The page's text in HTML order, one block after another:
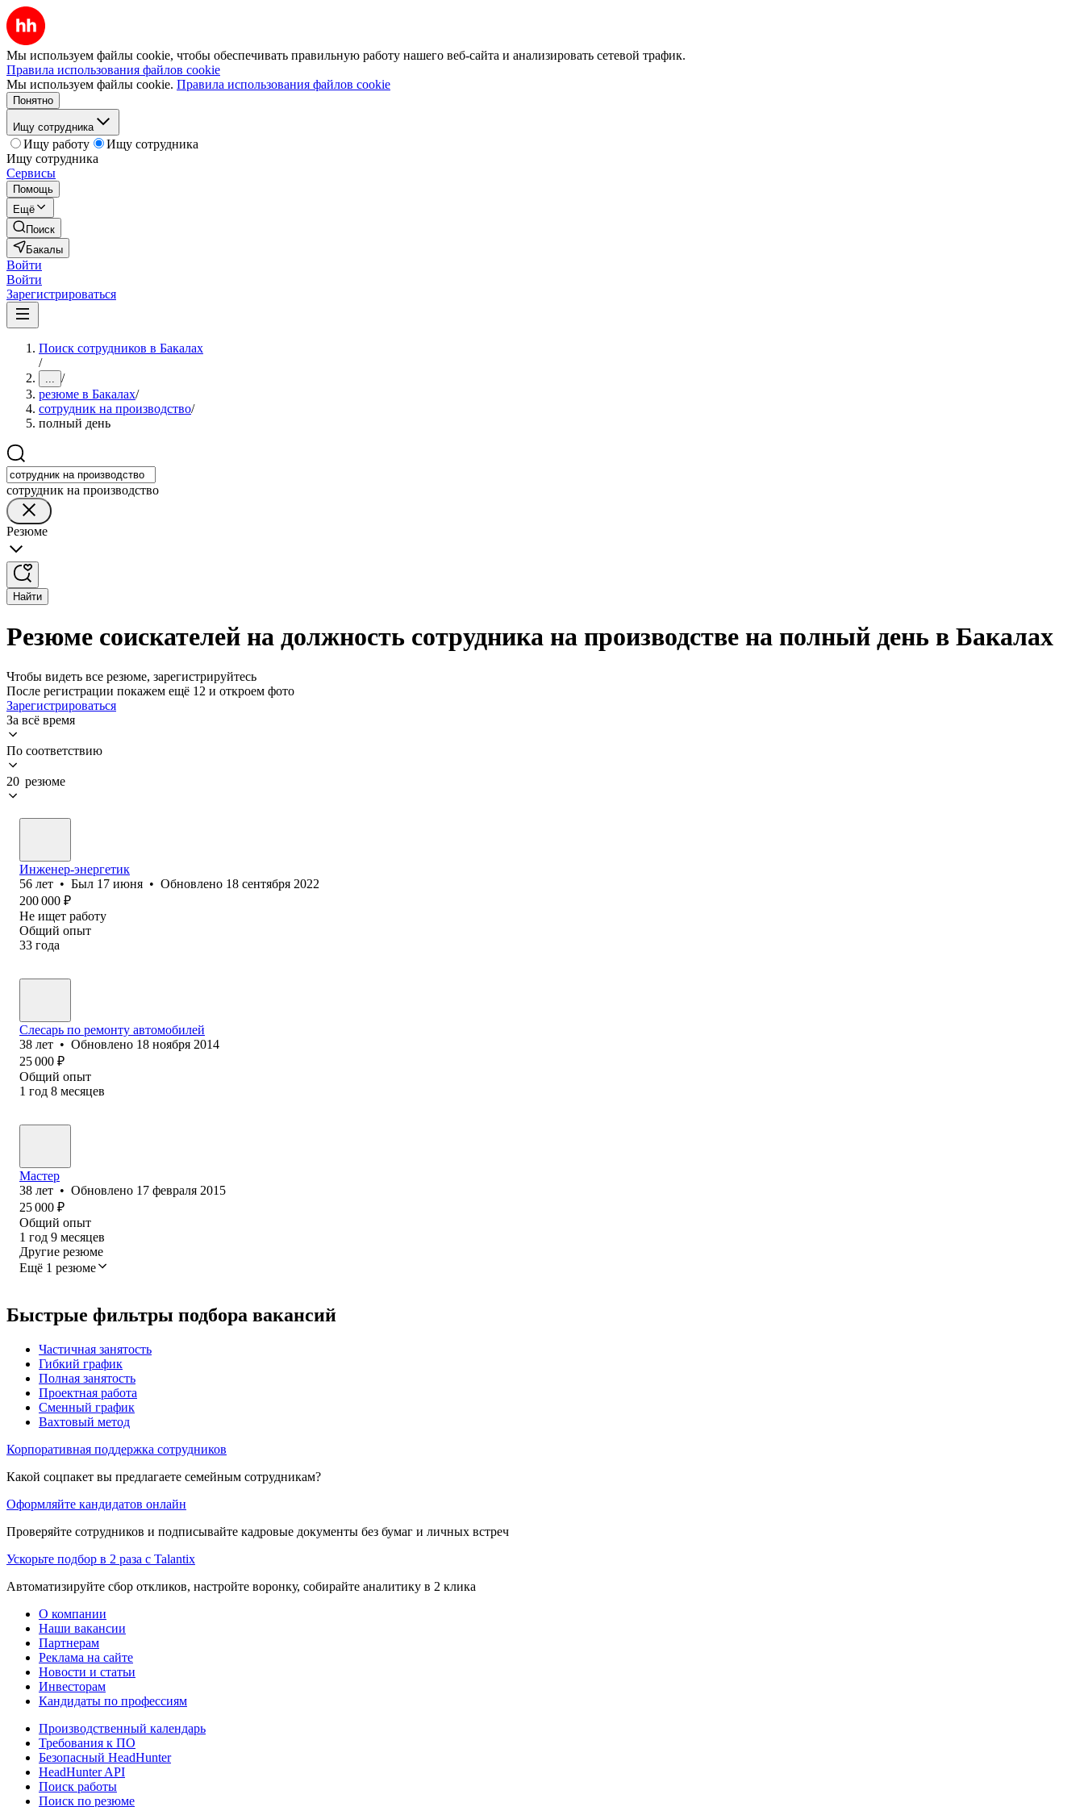
Мы используем файлы cookie, чтобы обеспечивать правильную работу нашего веб-сайта и анализировать сетевой трафик.
Правила использования файлов cookie
Мы используем файлы cookie. Правила использования файлов cookie
Понятно
Ищу сотрудника
Ищу работу
Ищу сотрудника
Ищу сотрудника
Сервисы
Помощь
Ещё
Поиск
Бакалы
Войти
Войти
Зарегистрироваться
Поиск сотрудников в Бакалах
/
... /
резюме в Бакалах/
сотрудник на производство/
полный день
сотрудник на производство
Резюме
Найти
Резюме соискателей на должность сотрудника на производстве на полный день в Бакалах
Чтобы видеть все резюме, зарегистрируйтесь
После регистрации покажем ещё 12 и откроем фото
Зарегистрироваться
За всё время
По соответствию
20 резюме
Инженер-энергетик
56 лет • Был 17 июня • Обновлено 18 сентября 2022
200 000 ₽
Не ищет работу
Общий опыт
33 года
Слесарь по ремонту автомобилей
38 лет • Обновлено 18 ноября 2014
25 000 ₽
Общий опыт
1 год 8 месяцев
Мастер
38 лет • Обновлено 17 февраля 2015
25 000 ₽
Общий опыт
1 год 9 месяцев
Другие резюме
Ещё 1 резюме
Быстрые фильтры подбора вакансий
Частичная занятость
Гибкий график
Полная занятость
Проектная работа
Сменный график
Вахтовый метод
Корпоративная поддержка сотрудников
Какой соцпакет вы предлагаете семейным сотрудникам?
Оформляйте кандидатов онлайн
Проверяйте сотрудников и подписывайте кадровые документы без бумаг и личных встреч
Ускорьте подбор в 2 раза с Talantix
Автоматизируйте сбор откликов, настройте воронку, собирайте аналитику в 2 клика
О компании
Наши вакансии
Партнерам
Реклама на сайте
Новости и статьи
Инвесторам
Кандидаты по профессиям
Производственный календарь
Требования к ПО
Безопасный HeadHunter
HeadHunter API
Поиск работы
Поиск по резюме